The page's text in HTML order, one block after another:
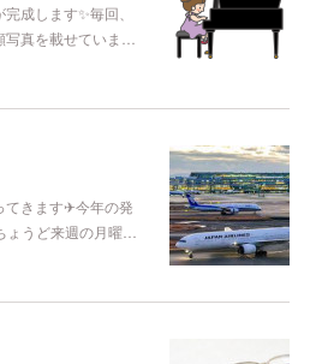
成します✨毎回、
真を載せていま…
てきます✈今年の発
うど来週の月曜…